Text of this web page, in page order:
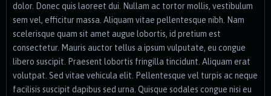
dolor. Donec quis laoreet dui. Nullam ac tortor mollis, vestibulum
sem vel, efficitur massa. Aliquam vitae pellentesque nibh. Nam
scelerisque quam sit amet augue lobortis, id pretium est
consectetur. Mauris auctor tellus a ipsum vulputate, eu congue
libero suscipit. Praesent lobortis fringilla tincidunt. Aliquam erat
volutpat. Sed vitae vehicula elit. Pellentesque vel turpis ac neque
facilisis suscipit dapibus sed urna. Quisque sodales congue nisi eu